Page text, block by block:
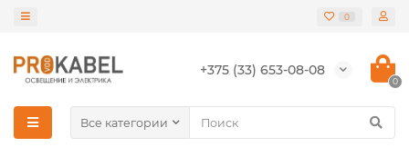
0
+375 (33) 653-08-08
0
Все категории